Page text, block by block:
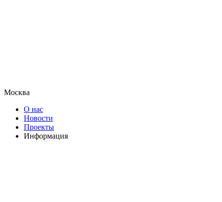
Москва
О нас
Новости
Проекты
Информация